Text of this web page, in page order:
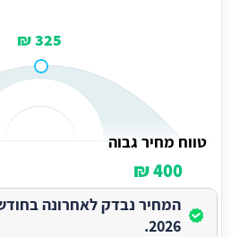
325 ₪
טווח מחיר גבוה
400 ₪
המחיר נבדק לאחרונה
2026.